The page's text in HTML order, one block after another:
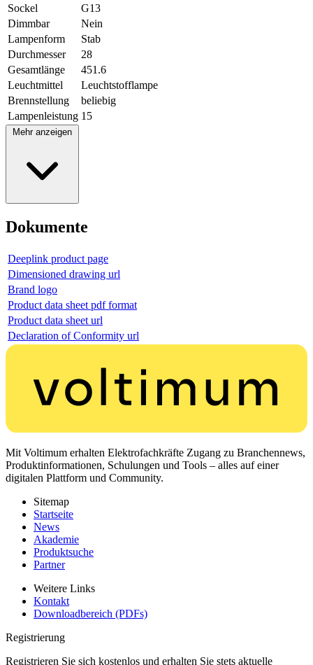
Sockel
G13
Dimmbar
Nein
Lampenform
Stab
Durchmesser
28
Gesamtlänge
451.6
Leuchtmittel
Leuchtstofflampe
Brennstellung
beliebig
Lampenleistung 15
Mehr anzeigen
Dokumente
Deeplink product page
Dimensioned drawing url
Brand logo
Product data sheet pdf format
Product data sheet url
Declaration of Conformity url
Mit Voltimum erhalten Elektrofachkräfte Zugang zu Branchennews,
Produktinformationen, Schulungen und Tools – alles auf einer
digitalen Plattform und Community.
Sitemap
Startseite
News
Akademie
Produktsuche
Partner
Weitere Links
Kontakt
Downloadbereich (PDFs)
Registrierung
Registrieren Sie sich kostenlos und erhalten Sie stets aktuelle